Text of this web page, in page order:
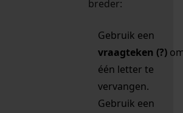
breder:
Gebruik een
vraagteken (?)
één letter te
vervangen.
Gebruik een